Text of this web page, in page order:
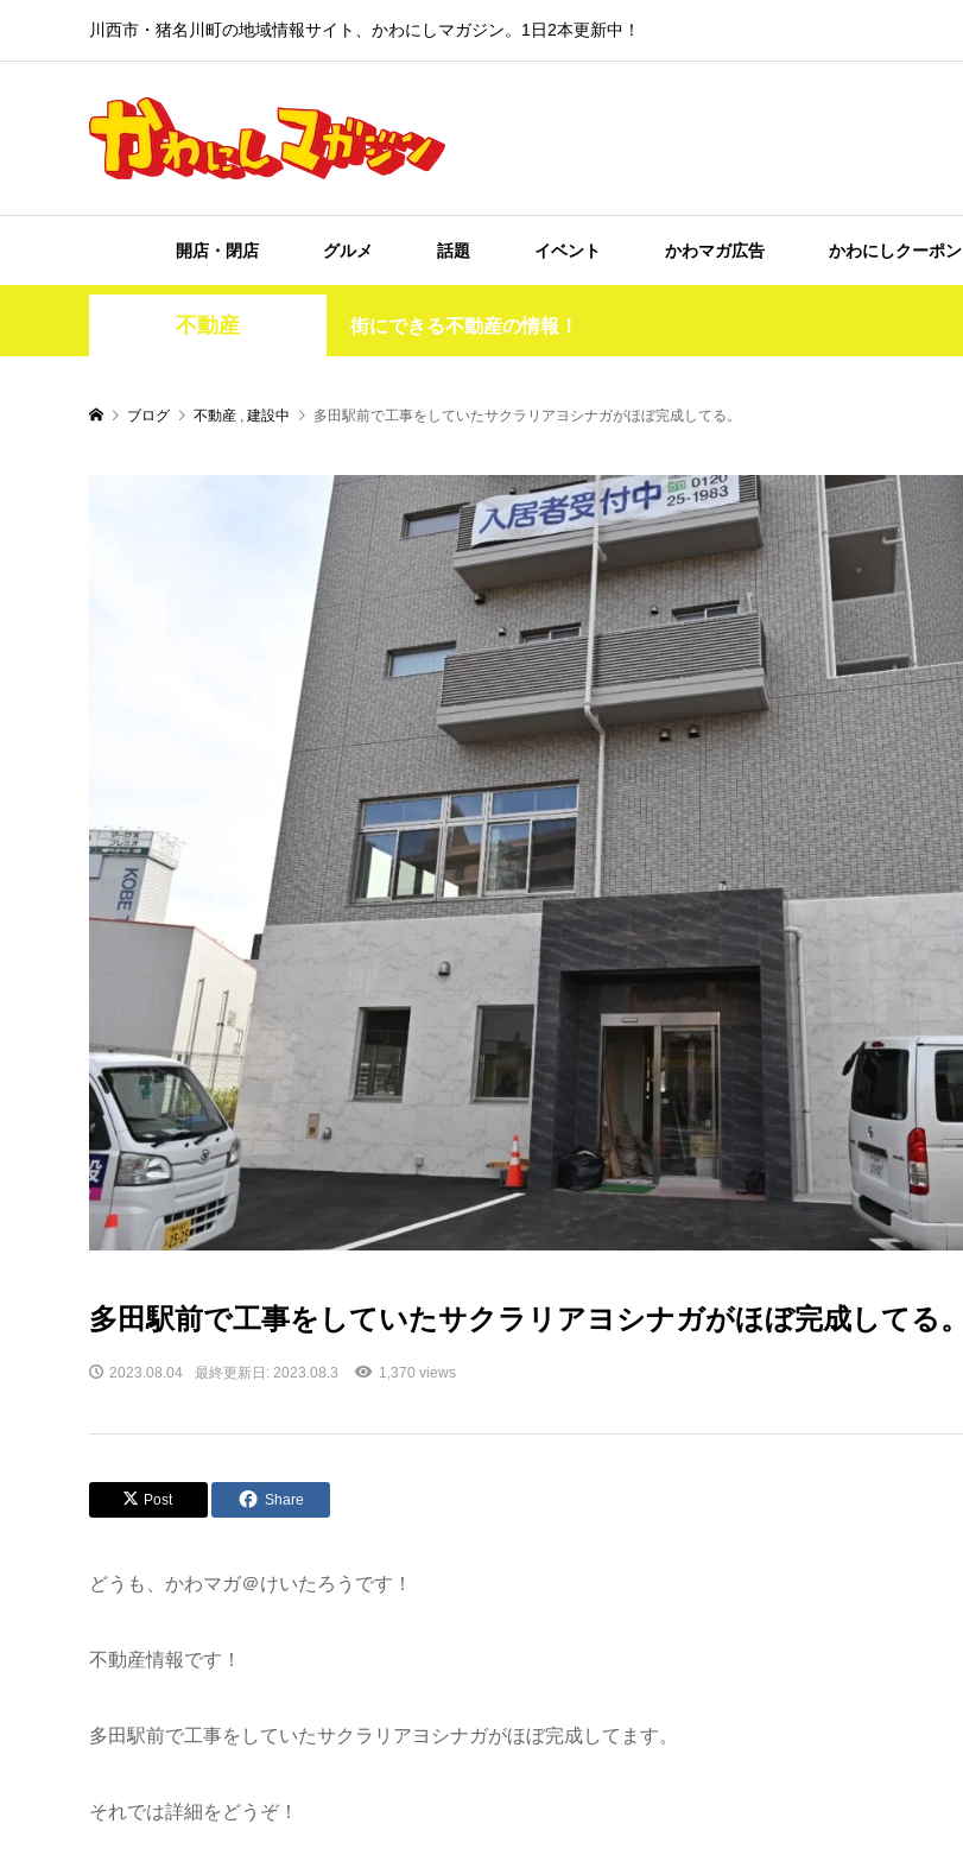
川西市・猪名川町の地域情報サイト、かわにしマガジン。1日2本更新中！
開店・閉店 グルメ 話題 イベント かわマガ広告 かわにしクーポン
不動産 街にできる不動産の情報！
ブログ 不動産 , 建設中 多田駅前で工事をしていたサクラリアヨシナガがほぼ完成してる。
多田駅前で工事をしていたサクラリアヨシナガがほぼ完成してる。
2023.08.04 最終更新日: 2023.08.3 1,370 views
Post Share
どうも、かわマガ＠けいたろうです！
不動産情報です！
多田駅前で工事をしていたサクラリアヨシナガがほぼ完成してます。
それでは詳細をどうぞ！